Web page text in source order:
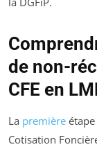
de non-
CFE en
La première
Cotisation